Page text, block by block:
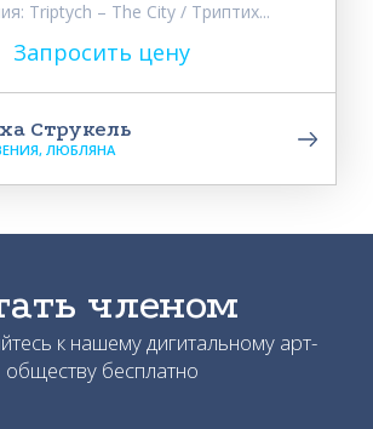
Triptych – The City / Триптих...
Запросить цену
Струкель
ЛЮБЛЯНА
членом
к нашему дигитальному арт-
обществу бесплатно